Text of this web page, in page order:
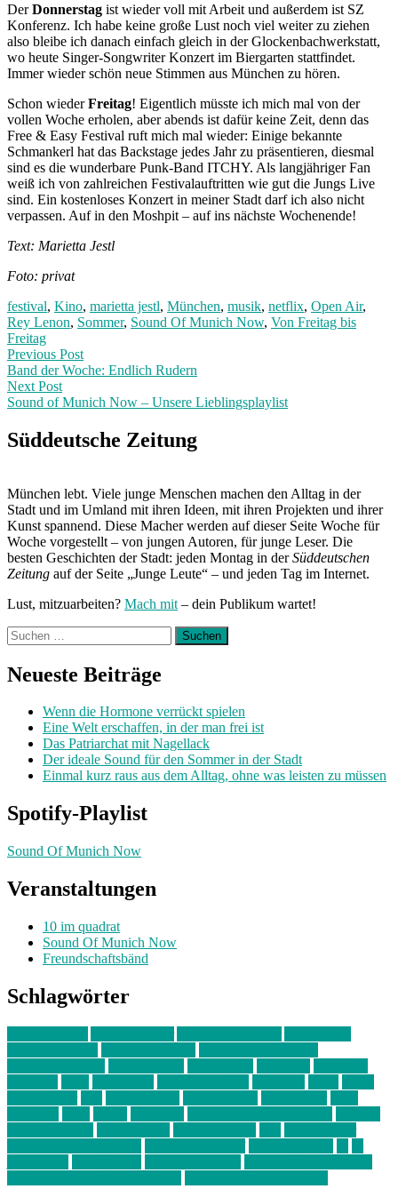
DerDonnerstag ist wieder voll mit Arbeit und außerdem ist SZ
Konferenz. Ich habe keine große Lust noch viel weiter zu ziehen
also bleibe ich danach einfach gleich in der Glockenbachwerkstatt,
wo heute Singer-Songwriter Konzert im Biergarten stattfindet.
Immer wieder schön neue Stimmen aus München zu hören.
Schon wiederFreitag! Eigentlich müsste ich mich mal von der
vollen Woche erholen, aber abends ist dafür keine Zeit, denn das
Free & Easy Festival ruft mich mal wieder: Einige bekannte
Schmankerl hat das Backstage jedes Jahr zu präsentieren, diesmal
sind es die wunderbare Punk-Band ITCHY. Als langjähriger Fan
weiß ich von zahlreichen Festivalauftritten wie gut die Jungs Live
sind. Ein kostenloses Konzert in meiner Stadt darf ich also nicht
verpassen. Auf in den Moshpit – auf ins nächste Wochenende!
Text: Marietta Jestl
Foto: privat
festival, Kino, marietta jestl, München, musik, netflix, Open Air,
Rey Lenon, Sommer, Sound Of Munich Now, Von Freitag bis
Freitag
Post
navigation
Previous PostPrevious
post:
Band der Woche: Endlich Rudern
Next Post
Sound of Munich Now – Unsere Lieblingsplaylist
Post:
Süddeutsche Zeitung
München lebt. Viele junge Menschen machen den Alltag in der
Stadt und im Umland mit ihren Ideen, mit ihren Projekten und ihrer
Kunst spannend. Diese Macher werden auf dieser Seite Woche für
Woche vorgestellt – von jungen Autoren, für junge Leser. Die
besten Geschichten der Stadt: jeden Montag in derSüddeutschen
Zeitung auf der Seite „Junge Leute“ – und jeden Tag im Internet.
Lust, mitzuarbeiten? Mach mit – dein Publikum wartet!
Suchen
nach:
Neueste Beiträge
Wenn die Hormone verrückt spielen
Eine Welt erschaffen, in der man frei ist
Das Patriarchat mit Nagellack
Der ideale Sound für den Sommer in der Stadt
Einmal kurz raus aus dem Alltag, ohne was leisten zu müssen
Spotify-Playlist
Sound Of Munich Now
Veranstaltungen
10 im quadrat
Sound Of Munich Now
Freundschaftsbänd
Schlagwörter